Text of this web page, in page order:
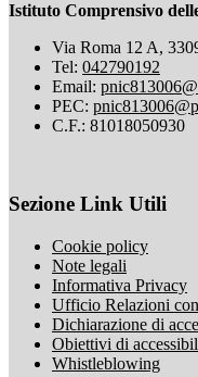
Istituto Comprensivo
Via Roma 12 A,
Tel: 042790192
Email:
PEC:
C.F.: 81018050930
Sezione Link Utili
Cookie policy
Note legali
Informativa Privacy
Ufficio Relazioni
Dichiarazione di
Obiettivi di
Whistleblowing